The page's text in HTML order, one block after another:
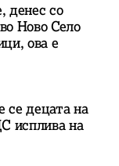
денес со
Ново Село
ова е
се децата на
исплива на